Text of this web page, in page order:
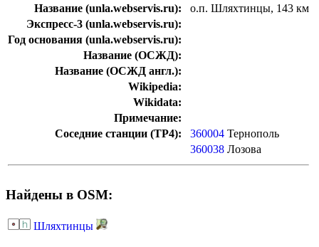
Название (unla.webservis.ru):
о.п. Шляхтинцы, 143 км
Экспресс-3 (unla.webservis.ru):
Год основания (unla.webservis.ru):
Название (ОСЖД):
Название (ОСЖД англ.):
Wikipedia:
Wikidata:
Примечание:
Соседние станции (ТР4):
360004 Тернополь
360038 Лозова
Найдены в OSM:
Шляхтинцы